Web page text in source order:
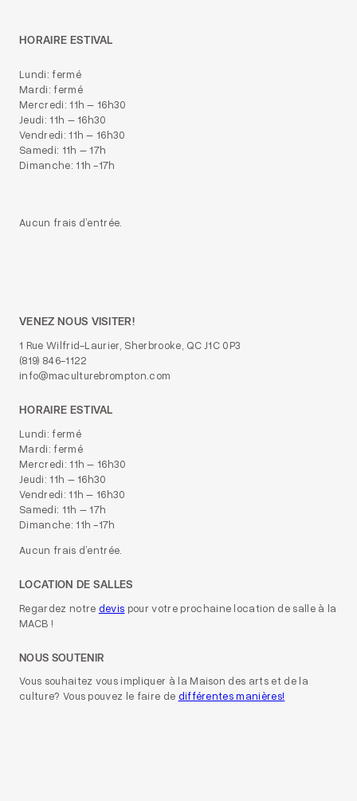
HORAIRE ESTIVAL
Lundi: fermé
Mardi: fermé
Mercredi: 11h – 16h30
Jeudi: 11h – 16h30
Vendredi: 11h – 16h30
Samedi: 11h – 17h
Dimanche: 11h -17h
Aucun frais d’entrée.
VENEZ NOUS VISITER!
1 Rue Wilfrid-Laurier, Sherbrooke, QC J1C 0P3
(819) 846-1122
info@maculturebrompton.com
HORAIRE ESTIVAL
Lundi: fermé
Mardi: fermé
Mercredi: 11h – 16h30
Jeudi: 11h – 16h30
Vendredi: 11h – 16h30
Samedi: 11h – 17h
Dimanche: 11h -17h
Aucun frais d’entrée.
LOCATION DE SALLES
Regardez notre devis pour votre prochaine location de salle à la
MACB !
NOUS SOUTENIR
Vous souhaitez vous impliquer à la Maison des arts et de la
culture? Vous pouvez le faire de différentes manières!